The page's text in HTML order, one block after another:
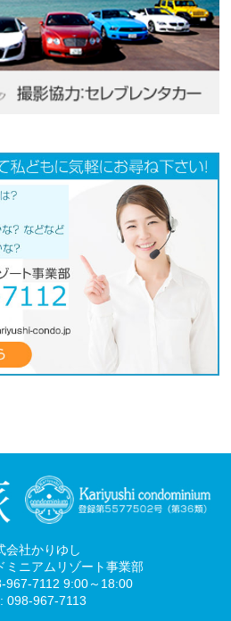
会社かりゆし
ミニアムリゾート事業部
967-7112 9:00～18:00
098-967-7113